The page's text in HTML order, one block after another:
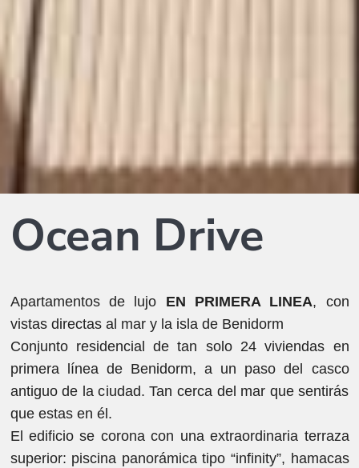
Ocean Drive
Apartamentos de lujo EN PRIMERA LINEA, con
vistas directas al mar y la isla de Benidorm
Conjunto residencial de tan solo 24 viviendas en
primera línea de Benidorm, a un paso del casco
antiguo de la ciudad. Tan cerca del mar que sentirás
que estas en él.
El edificio se corona con una extraordinaria terraza
superior: piscina panorámica tipo “infinity”, hamacas